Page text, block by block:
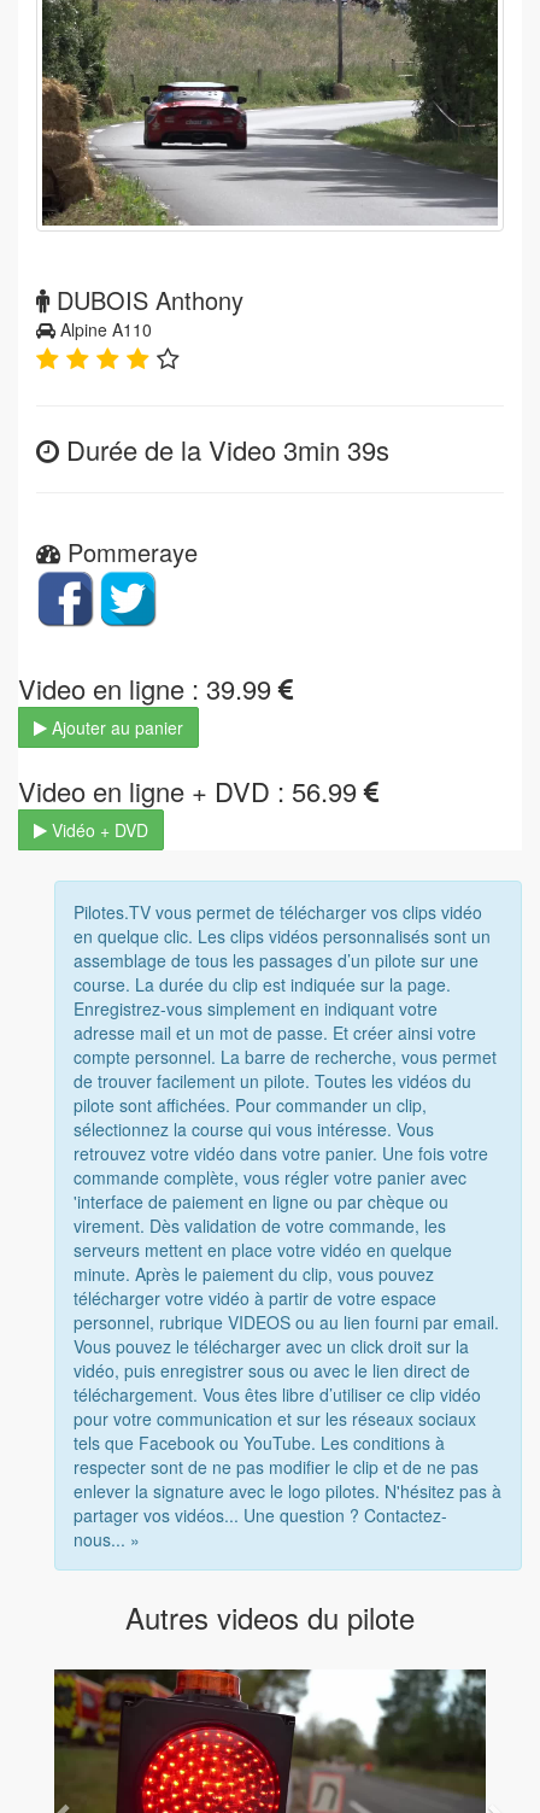
DUBOIS Anthony
Alpine A110
Durée de la Video 3min 39s
Pommeraye
Video en ligne : 39.99
Ajouter au panier
Video en ligne + DVD : 56.99
Vidéo + DVD
Pilotes.TV vous permet de télécharger vos clips vidéo
en quelque clic. Les clips vidéos personnalisés sont un
assemblage de tous les passages d’un pilote sur une
course. La durée du clip est indiquée sur la page.
Enregistrez-vous simplement en indiquant votre
adresse mail et un mot de passe. Et créer ainsi votre
compte personnel. La barre de recherche, vous permet
de trouver facilement un pilote. Toutes les vidéos du
pilote sont affichées. Pour commander un clip,
sélectionnez la course qui vous intéresse. Vous
retrouvez votre vidéo dans votre panier. Une fois votre
commande complète, vous régler votre panier avec
'interface de paiement en ligne ou par chèque ou
virement. Dès validation de votre commande, les
serveurs mettent en place votre vidéo en quelque
minute. Après le paiement du clip, vous pouvez
télécharger votre vidéo à partir de votre espace
personnel, rubrique VIDEOS ou au lien fourni par email.
Vous pouvez le télécharger avec un click droit sur la
vidéo, puis enregistrer sous ou avec le lien direct de
téléchargement. Vous êtes libre d’utiliser ce clip vidéo
pour votre communication et sur les réseaux sociaux
tels que Facebook ou YouTube. Les conditions à
respecter sont de ne pas modifier le clip et de ne pas
enlever la signature avec le logo pilotes. N'hésitez pas à
partager vos vidéos... Une question ? Contactez-
nous... »
Autres videos du pilote